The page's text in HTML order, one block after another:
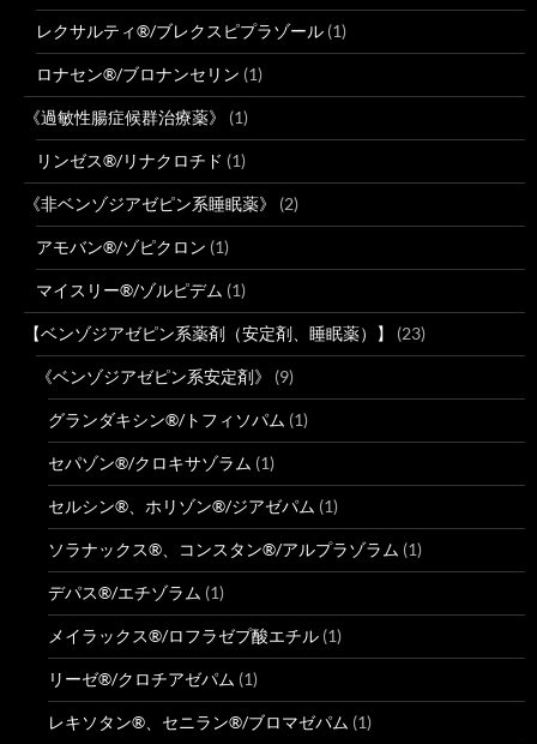
レクサルティ®/ブレクスピプラゾール (1)
ロナセン®/ブロナンセリン (1)
《過敏性腸症候群治療薬》 (1)
リンゼス®/リナクロチド (1)
《非ベンゾジアゼピン系睡眠薬》 (2)
アモバン®/ゾピクロン (1)
マイスリー®/ゾルピデム (1)
【ベンゾジアゼピン系薬剤（安定剤、睡眠薬）】 (23)
《ベンゾジアゼピン系安定剤》 (9)
グランダキシン®/トフィソパム (1)
セパゾン®/クロキサゾラム (1)
セルシン®、ホリゾン®/ジアゼパム (1)
ソラナックス®、コンスタン®/アルプラゾラム (1)
デパス®/エチゾラム (1)
メイラックス®/ロフラゼプ酸エチル (1)
リーゼ®/クロチアゼパム (1)
レキソタン®、セニラン®/ブロマゼパム (1)